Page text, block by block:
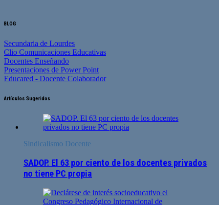
BLOG
Secundaria de Lourdes
Clio Comunicaciones Educativas
Docentes Enseñando
Presentaciones de Power Point
Educared - Docente Colaborador
Artículos Sugeridos
Sindicalismo Docente
SADOP. El 63 por ciento de los docentes privados
no tiene PC propia